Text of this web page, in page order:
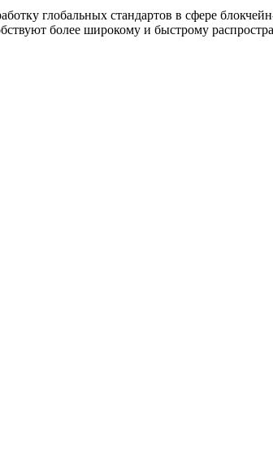
глобальных стандартов в сфере
более широкому и быстрому